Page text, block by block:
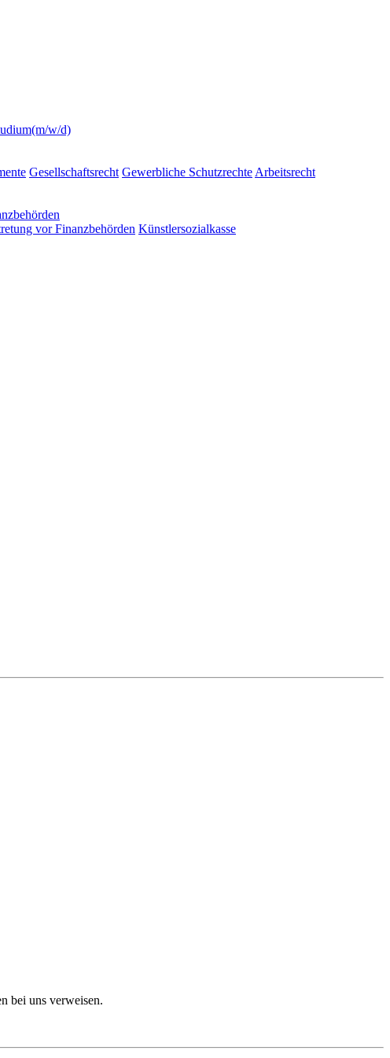
w/d)
Gesellschaftsrecht Gewerbliche Schutzrechte Arbeitsrecht
vor Finanzbehörden Künstlersozialkasse
bei uns verweisen.